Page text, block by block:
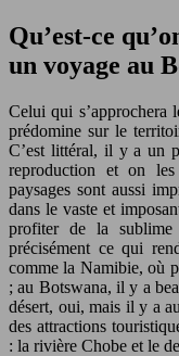
Qu’est-ce
un voyage au
Celui qui s’approchera
prédomine sur le
C’est littéral, il y a un
reproduction et on
paysages sont aussi
dans le vaste et
profiter de la sublime
précisément ce qui
comme la Namibie, où
; au Botswana, il y a
désert, oui, mais il y a
des attractions
: la rivière Chobe et le